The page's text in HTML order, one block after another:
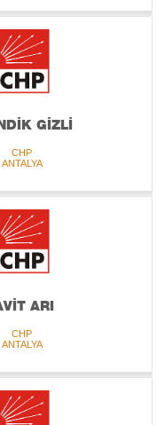
GİZLİ
CHP
ANTALYA
ARI
CHP
ANTALYA